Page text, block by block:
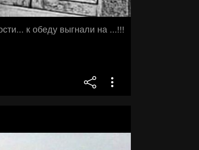
к обеду выгнали на ...!!!